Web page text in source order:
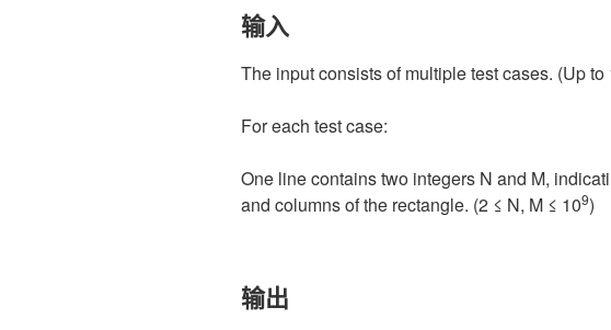
输入
The input consists of multiple test cases. (Up to
For each test case:
One line contains two integers N and M,
and columns of the rectangle. (2 ≤ N, M ≤ 109)
输出